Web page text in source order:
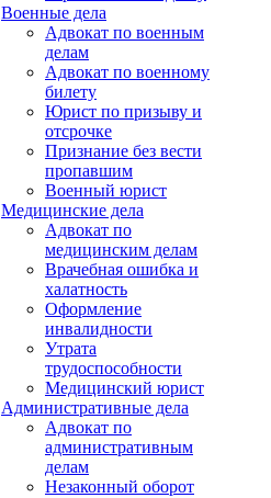
Военные дела
Адвокат по военным
делам
Адвокат по военному
билету
Юрист по призыву и
отсрочке
Признание без вести
пропавшим
Военный юрист
Медицинские дела
Адвокат по
медицинским делам
Врачебная ошибка и
халатность
Оформление
инвалидности
Утрата
трудоспособности
Медицинский юрист
Административные дела
Адвокат по
административным
делам
Незаконный оборот